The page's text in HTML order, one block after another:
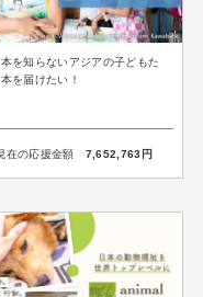
本を知らないアジアの子どもた
を届けたい！
在の応援金額 7,652,763 円